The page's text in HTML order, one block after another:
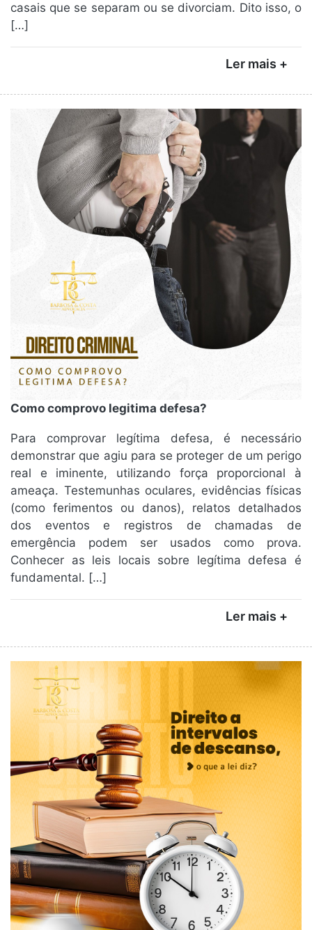
casais que se separam ou se divorciam. Dito isso, o
[…]
Ler mais +
Como comprovo legitima defesa?
Para comprovar legítima defesa, é necessário
demonstrar que agiu para se proteger de um perigo
real e iminente, utilizando força proporcional à
ameaça. Testemunhas oculares, evidências físicas
(como ferimentos ou danos), relatos detalhados
dos eventos e registros de chamadas de
emergência podem ser usados como prova.
Conhecer as leis locais sobre legítima defesa é
fundamental. […]
Ler mais +